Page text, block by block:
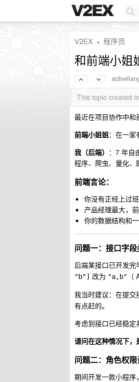
V2EX › 程序员
和前端小姐
This topic created
最近在项目协作中和
前端小姐姐：在一家
我（后端） ：7 年自
程序、爬虫、量化、
前端言论：
你没有正经上过
产品经理最大，
你的数据结构和
问题一：接口字
后端某接口已开发
"b"] 改为 "a,b"
我当时建议：在提交
有点赶的。
考虑到接口已经稳定
请问在这种情况下，
问题二：角色权
期间开发一款小程